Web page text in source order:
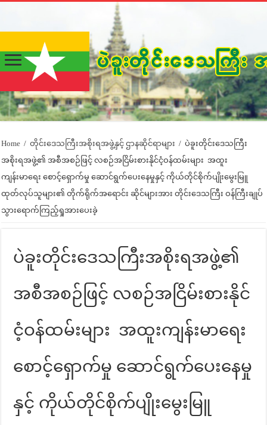
Home / တိုင်းဒေသကြီးအစိုးရအဖွဲ့နှင့် ဌာနဆိုင်ရာများ / ပဲခူးတိုင်းဒေသကြီး
အစိုးရအဖွဲ့၏ အစီအစဉ်ဖြင့် လစဉ်အငြိမ်းစားနိုင်ငံ့ဝန်ထမ်းများ အထူး
ကျန်းမာရေး စောင့်ရှောက်မှု ဆောင်ရွက်ပေးနေမှုနှင့် ကိုယ်တိုင်စိုက်ပျိုးမွေးမြူ
ထုတ်လုပ်သူများ၏ တိုက်ရိုက်အရောင်း ဆိုင်များအား တိုင်းဒေသကြီး ဝန်ကြီးချုပ်
သွားရောက်ကြည့်ရှုအားပေးခဲ့
ပဲခူးတိုင်းဒေသကြီးအစိုးရအဖွဲ့၏
အစီအစဉ်ဖြင့် လစဉ်အငြိမ်းစားနိုင်
ငံ့ဝန်ထမ်းများ အထူးကျန်းမာရေး
စောင့်ရှောက်မှု ဆောင်ရွက်ပေးနေမှု
နှင့် ကိုယ်တိုင်စိုက်ပျိုးမွေးမြူ